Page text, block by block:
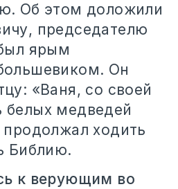
Об этом доложили
председателю
ярым
Он
«Ваня, со своей
белых медведей
ходить
Библию.
к верующим во